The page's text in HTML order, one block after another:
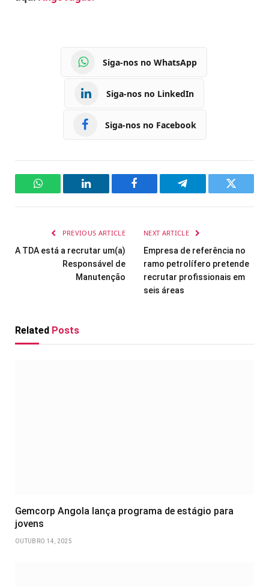
Siga-nos no WhatsApp
Siga-nos no LinkedIn
Siga-nos no Facebook
WhatsAppLinkedIn Facebook Telegram Twitter
PREVIOUS ARTICLE
A TDA está a recrutar um(a)
Responsável de
Manutenção
NEXT ARTICLE
Empresa de referência no
ramo petrolífero pretende
recrutar profissionais em
seis áreas
Related Posts
Gemcorp Angola lança programa de estágio para
jovens
OUTUBRO 14, 2025